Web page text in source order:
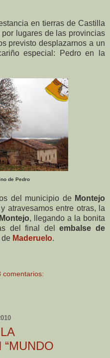
en tierras de Castilla
lugares de las provincias
previsto desplazarnos a un
especial: Pedro en la
de Pedro
del municipio de Montejo
y atravesamos entre otras, la
, llegando a la bonita
del final delembalse de
de Maderuelo.
comentarios: